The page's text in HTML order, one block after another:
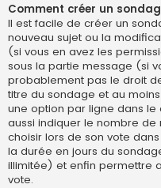
Comment créer un
Il est facile de créer un
nouveau sujet ou la
(si vous en avez les
sous la partie message (si
probablement pas le droit
titre du sondage et au
une option par ligne dans
aussi indiquer le nombre de
choisir lors de son vote
la durée en jours du
illimitée) et enfin permettre
vote.